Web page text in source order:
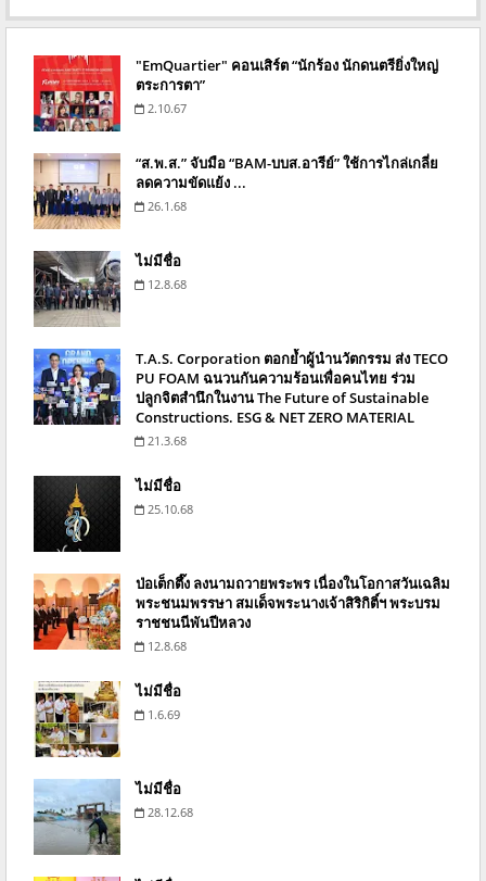
"EmQuartier" คอนเสิร์ต “นักร้อง นักดนตรียิ่งใหญ่
ตระการตา”
2.10.67
“ส.พ.ส.” จับมือ “BAM-บบส.อารีย์” ใช้การไกล่เกลี่ย
ลดความขัดแย้ง ...
26.1.68
ไม่มีชื่อ
12.8.68
T.A.S. Corporation ตอกย้ำผู้นำนวัตกรรม ส่ง TECO
PU FOAM ฉนวนกันความร้อนเพื่อคนไทย ร่วม
ปลูกจิตสำนึกในงาน The Future of Sustainable
Constructions. ESG & NET ZERO MATERIAL
21.3.68
ไม่มีชื่อ
25.10.68
ป่อเต็กตึ๊ง ลงนามถวายพระพร เนื่องในโอกาสวันเฉลิม
พระชนมพรรษา สมเด็จพระนางเจ้าสิริกิติ์ฯ พระบรม
ราชชนนีพันปีหลวง
12.8.68
ไม่มีชื่อ
1.6.69
ไม่มีชื่อ
28.12.68